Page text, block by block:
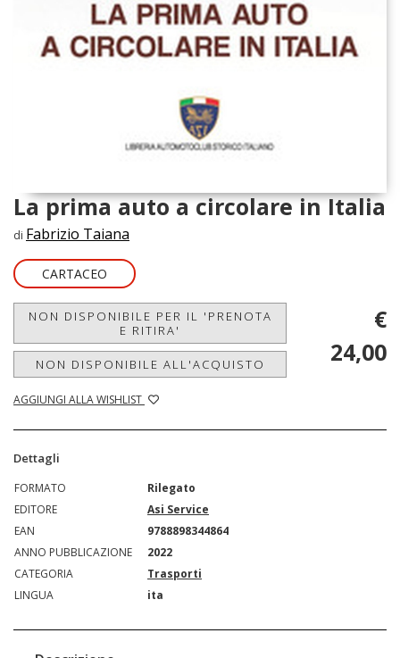
La prima auto a circolare in Italia
di Fabrizio Taiana
CARTACEO
NON DISPONIBILE PER IL 'PRENOTA
E RITIRA'
NON DISPONIBILE ALL'ACQUISTO
AGGIUNGI ALLA WISHLIST
€
24,00
Dettagli
FORMATO
Rilegato
EDITORE
Asi Service
EAN
9788898344864
ANNO PUBBLICAZIONE
2022
CATEGORIA
Trasporti
LINGUA
ita